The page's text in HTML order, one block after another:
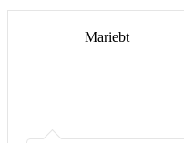
Mariebt